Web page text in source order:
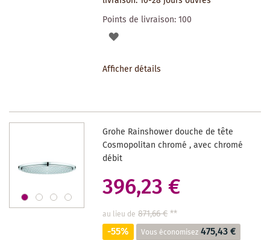
Points de livraison:100
AJOUTER
SOUHAITS
Afficher détails
Grohe Rainshower douche de tête
Cosmopolitan chromé , avec chromé
débit
396,23 €
au lieu de 871,66 €**
-55% Vous économisez 475,43 €